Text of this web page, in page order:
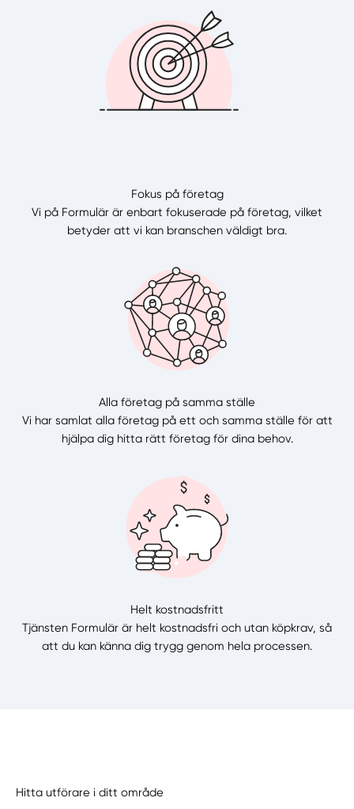
Fokus på företag
Vi på Formulär är enbart fokuserade på företag, vilket
betyder att vi kan branschen väldigt bra.
Alla företag på samma ställe
Vi har samlat alla företag på ett och samma ställe för att
hjälpa dig hitta rätt företag för dina behov.
Helt kostnadsfritt
Tjänsten Formulär är helt kostnadsfri och utan köpkrav, så
att du kan känna dig trygg genom hela processen.
Hitta utförare i ditt område